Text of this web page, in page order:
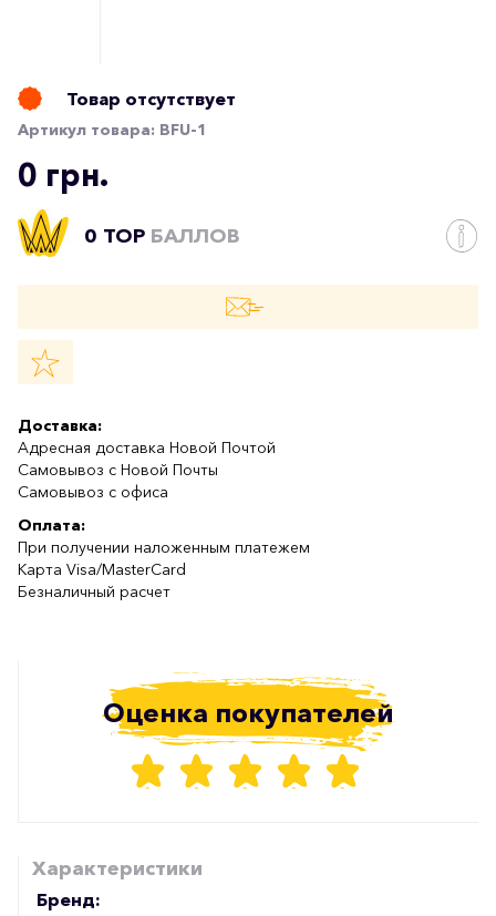
Товар отсутствует
Артикул товара: BFU-1
0 грн.
0 TOP БАЛЛОВ
Доставка:
Адресная доставка Новой Почтой
Самовывоз с Новой Почты
Самовывоз с офиса
Оплата:
При получении наложенным платежем
Карта Visa/MasterCard
Безналичный расчет
Оценка покупателей
Характеристики
Бренд: